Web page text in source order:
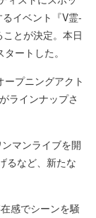
イベント『V霊-
とが決定。本日
ートした。
ープニングアクト
ラインナップさ
マンライブを開
るなど、新たな
感でシーンを騒